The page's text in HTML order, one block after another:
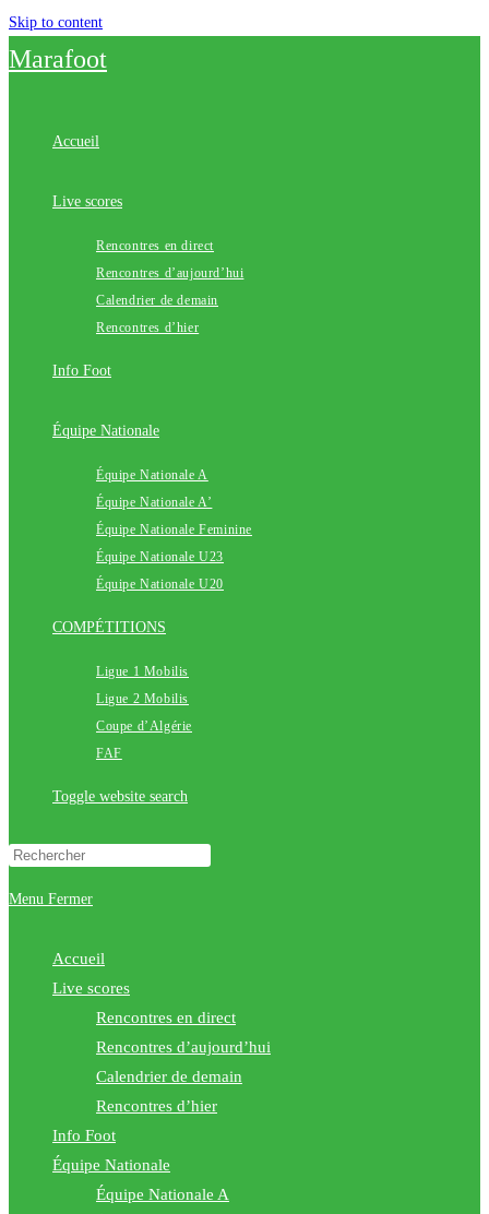
Skip to content
Marafoot
Accueil
Live scores
Rencontres en direct
Rencontres d’aujourd’hui
Calendrier de demain
Rencontres d’hier
Info Foot
Équipe Nationale
Équipe Nationale A
Équipe Nationale A’
Équipe Nationale Feminine
Équipe Nationale U23
Équipe Nationale U20
COMPÉTITIONS
Ligue 1 Mobilis
Ligue 2 Mobilis
Coupe d’Algérie
FAF
Toggle website search
Menu Fermer
Accueil
Live scores
Rencontres en direct
Rencontres d’aujourd’hui
Calendrier de demain
Rencontres d’hier
Info Foot
Équipe Nationale
Équipe Nationale A